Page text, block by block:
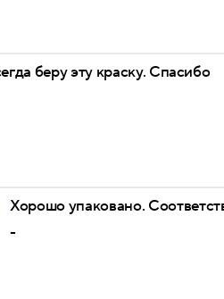
беру эту краску. Спасибо
Хорошо упаковано.
-